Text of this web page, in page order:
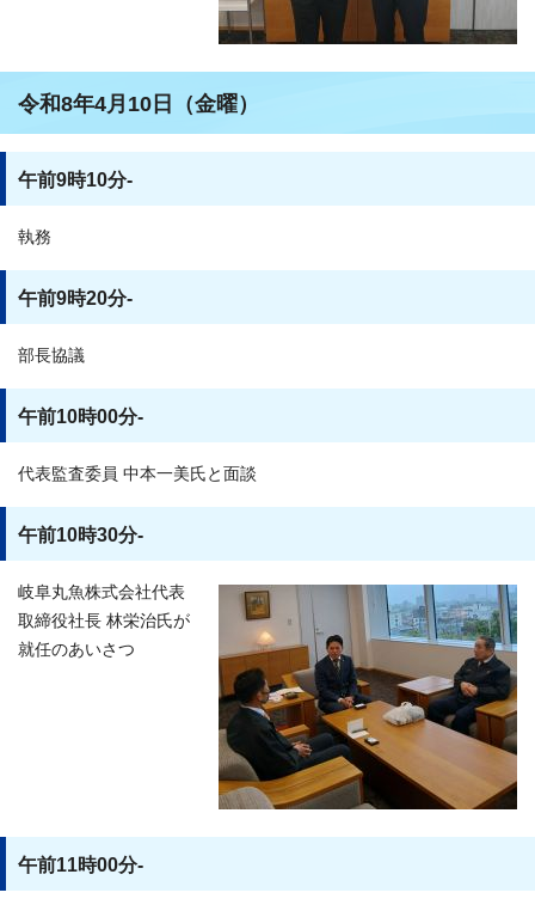
令和8年4月10日（金曜）
午前9時10分-
執務
午前9時20分-
部長協議
午前10時00分-
代表監査委員 中本一美氏と面談
午前10時30分-
岐阜丸魚株式会社代表
取締役社長 林栄治氏が
就任のあいさつ
午前11時00分-